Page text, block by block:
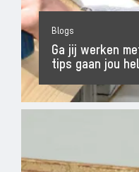
Blogs
Ga jij werken
tips gaan jou